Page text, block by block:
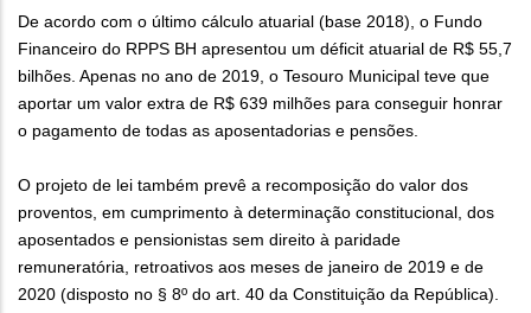
De acordo com o último cálculo atuarial (base 2018), o Fundo
Financeiro do RPPS BH apresentou um déficit atuarial de R$ 55,7
bilhões. Apenas no ano de 2019, o Tesouro Municipal teve que
aportar um valor extra de R$ 639 milhões para conseguir honrar
o pagamento de todas as aposentadorias e pensões.
O projeto de lei também prevê a recomposição do valor dos
proventos, em cumprimento à determinação constitucional, dos
aposentados e pensionistas sem direito à paridade
remuneratória, retroativos aos meses de janeiro de 2019 e de
2020 (disposto no § 8º do art. 40 da Constituição da República).